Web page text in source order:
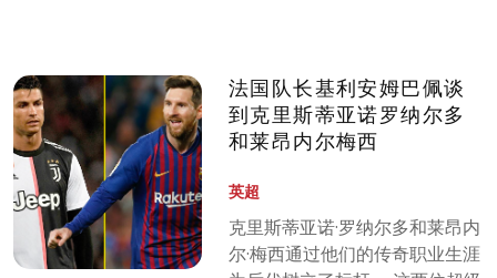
法国队长基利安姆巴佩谈
到克里斯蒂亚诺罗纳尔多
和莱昂内尔梅西
英超
克里斯蒂亚诺·罗纳尔多和莱昂内
尔·梅西通过他们的传奇职业生涯